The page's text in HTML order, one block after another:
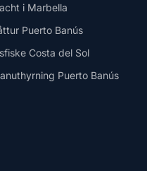
i Marbella
Puerto Banús
Costa del Sol
Puerto Banús